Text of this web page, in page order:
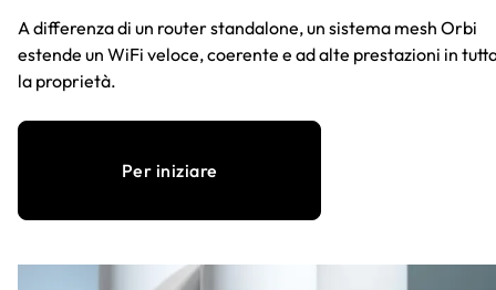
A differenza di un router standalone, un sistema mesh Orbi
estende un WiFi veloce, coerente e ad alte prestazioni in
la proprietà.
Per iniziare